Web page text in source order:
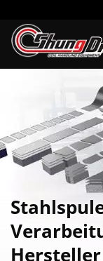
Hersteller